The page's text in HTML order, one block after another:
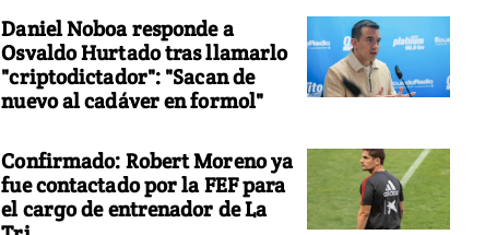
Daniel Noboa responde a
Osvaldo Hurtado tras llamarlo
"criptodictador": "Sacan de
nuevo al cadáver en formol"
Confirmado: Robert Moreno ya
fue contactado por la FEF para
el cargo de entrenador de La